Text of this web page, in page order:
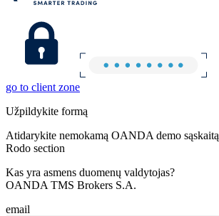
go to client zone
Užpildykite formą
Atidarykite nemokamą OANDA demo sąskaitą
Rodo section
Kas yra asmens duomenų valdytojas?
OANDA TMS Brokers S.A.
email